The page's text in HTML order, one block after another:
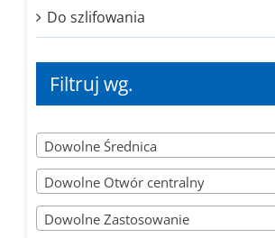
Do szlifowania
Filtruj wg.
Dowolne Średnica
Dowolne Otwór centralny
Dowolne Zastosowanie